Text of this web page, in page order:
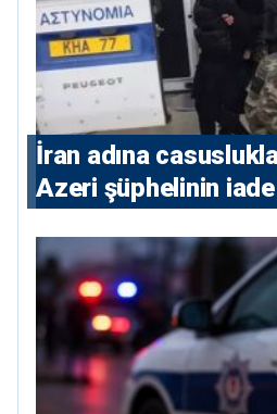
İran adına
Azeri şüphelinin